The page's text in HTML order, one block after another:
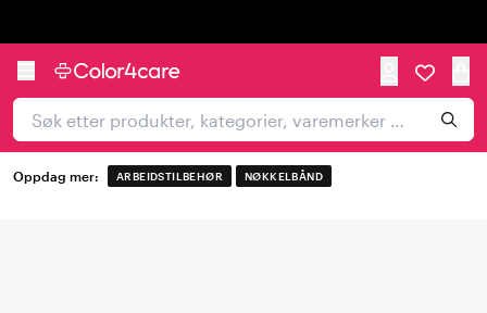
Oppdag mer: ARBEIDSTILBEHØR NØKKELBÅND